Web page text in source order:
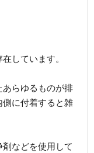
しています。
らゆるものが排
に付着すると雑
などを使用して